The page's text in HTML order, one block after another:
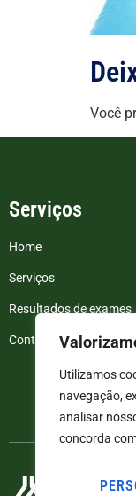
Utilizamos
navegação,
analisar
concorda
Você
Serviços
Home
Serviços
Resultados de exames
Contato